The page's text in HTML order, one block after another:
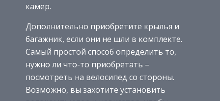
камер.
Дополнительно приобретите крылья и
багажник, если они не шли в комплекте.
Самый простой способ определить то,
нужно ли что-то приобретать –
посмотреть на велосипед со стороны.
Возможно, вы захотите установить